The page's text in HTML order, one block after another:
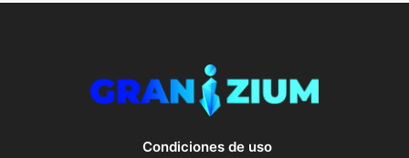
Condiciones de uso